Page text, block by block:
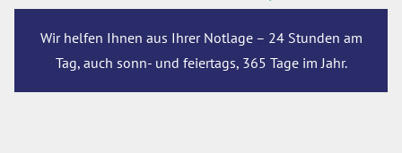
Wir helfen Ihnen aus Ihrer Notlage – 24 Stunden am
Tag, auch sonn- und feiertags, 365 Tage im Jahr.